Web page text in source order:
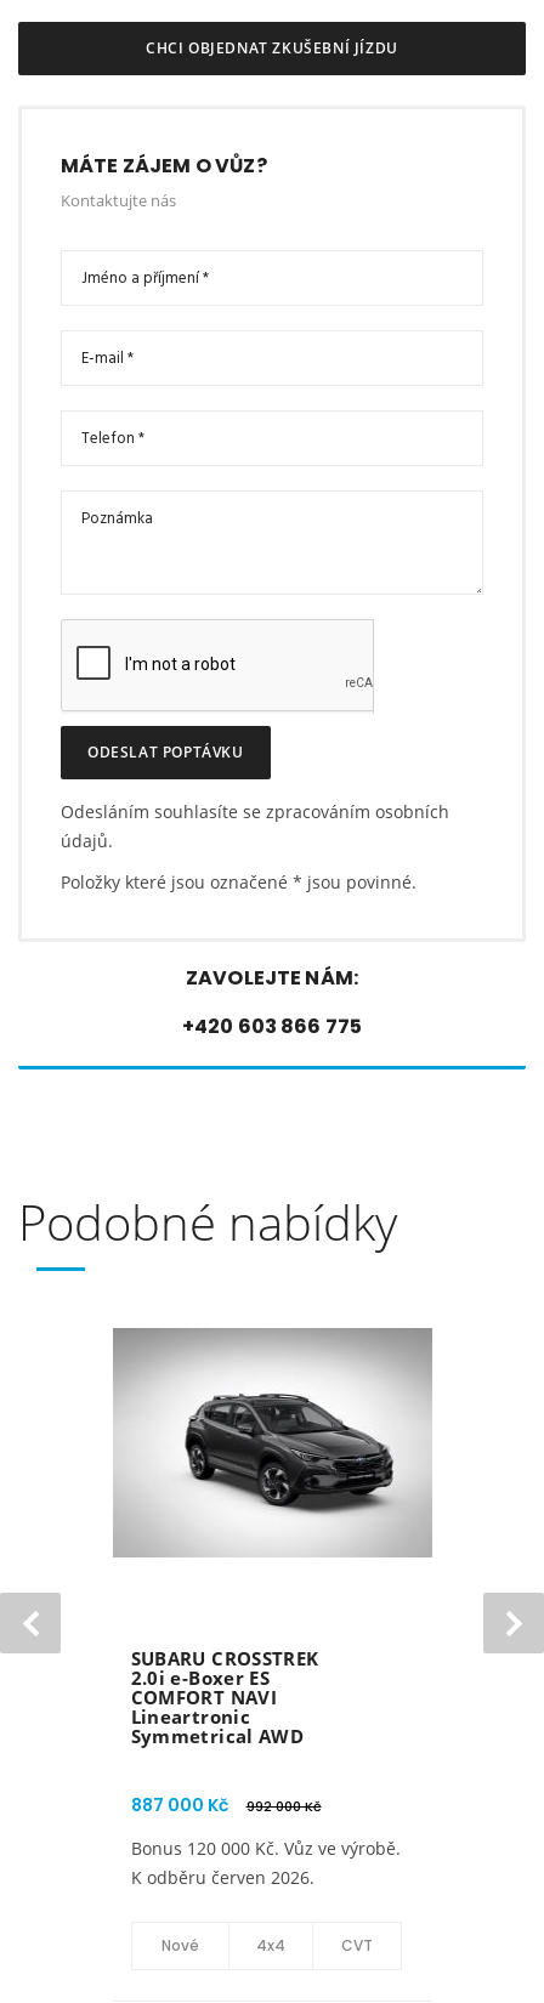
CHCI OBJEDNAT ZKUŠEBNÍ JÍZDU
MÁTE ZÁJEM O VŮZ?
Kontaktujte nás
ODESLAT POPTÁVKU
Odesláním souhlasíte se zpracováním osobních
údajů.
Položky které jsou označené * jsou povinné.
ZAVOLEJTE NÁM:
+420 603 866 775
Podobné nabídky
SUBARU CROSSTREK
2.0i e-Boxer ES
COMFORT NAVI
Lineartronic
Symmetrical AWD
887 000 Kč 992 000 Kč
Bonus 120 000,- Kč. Vůz ve
výrobě. K odběru červen 2026.
Nové 4x4 CVT